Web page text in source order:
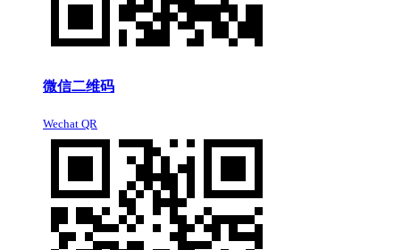
微信二维码
Wechat QR